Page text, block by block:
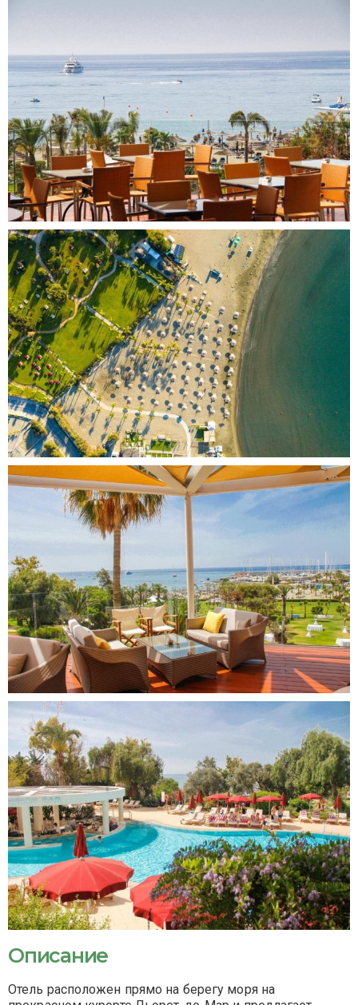
Описание
Отель расположен прямо на берегу моря на